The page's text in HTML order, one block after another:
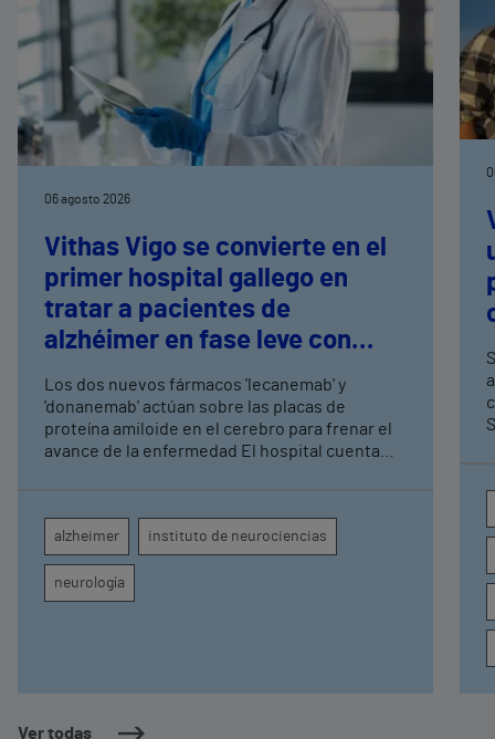
Ver todas
06 agosto 2026
Vithas Vigo se convierte en el
primer hospital gallego en
tratar a pacientes de
alzhéimer en fase leve con
terapias antiamiloide
Los dos nuevos fármacos 'lecanemab' y
'donanemab' actúan sobre las placas de
proteína amiloide en el cerebro para frenar el
avance de la enfermedad El hospital cuenta
seguimiento clínico de cada paciente
alzheimer instituto de neurociencias
neurología